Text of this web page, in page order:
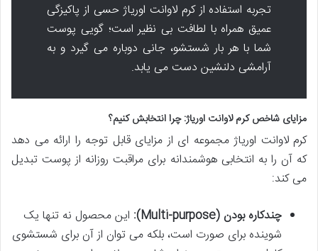
تجربه استفاده از کرم لاوانت اوریاژ حسی از پاکیزگی
عمیق همراه با لطافت بی نظیر است؛ گویی پوست
شما با هر بار شستشو، جانی دوباره می گیرد و به
آرامشی دلنشین دست می یابد.
مزایای شاخص کرم لاوانت اوریاژ: چرا انتخابش کنیم؟
کرم لاوانت اوریاژ مجموعه ای از مزایای قابل توجه را ارائه می دهد
که آن را به انتخابی هوشمندانه برای مراقبت روزانه از پوست تبدیل
می کند:
چندکاره بودن (Multi-purpose):
این محصول نه تنها یک
شوینده برای صورت است، بلکه می توان از آن برای شستشوی